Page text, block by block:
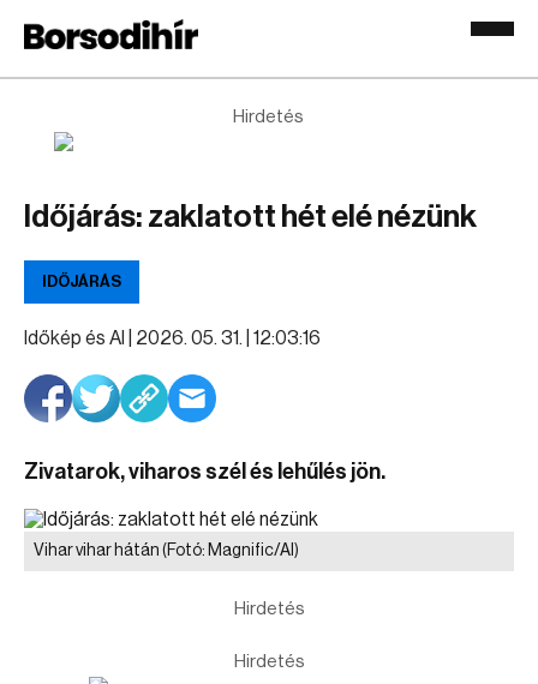
Hirdetés
Időjárás: zaklatott hét elé nézünk
IDŐJÁRÁS
Időkép és AI | 2026. 05. 31. | 12:03:16
Zivatarok, viharos szél és lehűlés jön.
Vihar vihar hátán (Fotó: Magnific/AI)
Hirdetés
Hirdetés